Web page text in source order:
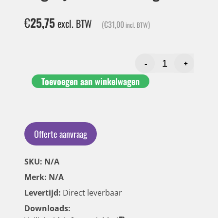
€25,75excl. BTW (€31,00 incl. BTW)
-
+
Toevoegen aan winkelwagen
Offerte aanvraag
SKU: N/A
Merk: N/A
Levertijd: Direct leverbaar
Downloads: